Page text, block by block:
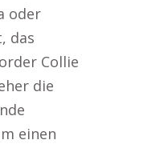
oder
das
Collie
die
einen